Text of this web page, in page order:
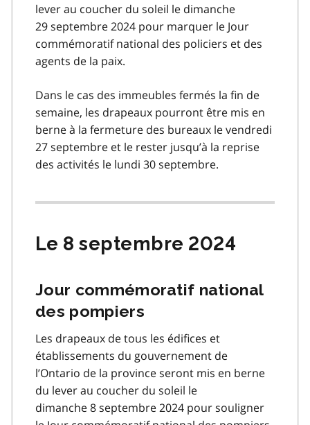
lever au coucher du soleil le dimanche
29 septembre 2024 pour marquer le Jour
commémoratif national des policiers et des
agents de la paix.
Dans le cas des immeubles fermés la fin de
semaine, les drapeaux pourront être mis en
berne à la fermeture des bureaux le vendredi
27 septembre et le rester jusqu’à la reprise
des activités le lundi 30 septembre.
Le 8 septembre 2024
Jour commémoratif national
des pompiers
Les drapeaux de tous les édifices et
établissements du gouvernement de
l’Ontario de la province seront mis en berne
du lever au coucher du soleil le
dimanche 8 septembre 2024 pour souligner